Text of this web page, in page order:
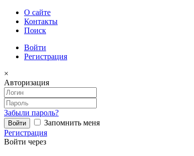
О сайте
Контакты
Поиск
Войти
Регистрация
×
Авторизация
Забыли пароль?
Запомнить меня
Регистрация
Войти через